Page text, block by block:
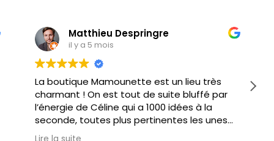
Matthieu Despringre
il y a 5 mois
La boutique Mamounette est un lieu très
charmant ! On est tout de suite bluffé par
l’énergie de Céline qui a 1000 idées à la
seconde, toutes plus pertinentes les unes
que les autres pour vous conseiller.